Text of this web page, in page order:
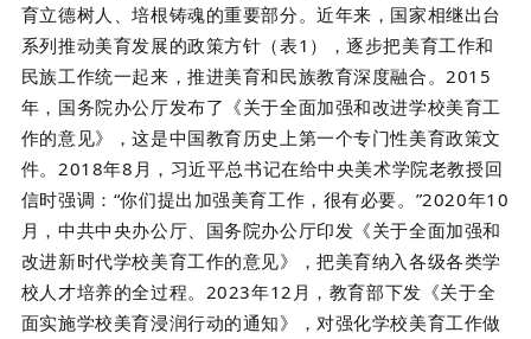
育立德树人、培根铸魂的重要部分。近年来，国家相继出台
系列推动美育发展的政策方针（表1），逐步把美育工作和
民族工作统一起来，推进美育和民族教育深度融合。2015
年，国务院办公厅发布了《关于全面加强和改进学校美育工
作的意见》，这是中国教育历史上第一个专门性美育政策文
件。2018年8月，习近平总书记在给中央美术学院老教授回
信时强调：“你们提出加强美育工作，很有必要。”2020年10
月，中共中央办公厅、国务院办公厅印发《关于全面加强和
改进新时代学校美育工作的意见》，把美育纳入各级各类学
校人才培养的全过程。2023年12月，教育部下发《关于全
面实施学校美育浸润行动的通知》，对强化学校美育工作做